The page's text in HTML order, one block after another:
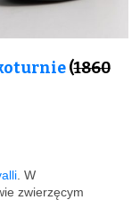
koturnie(1860
. W
zwierzęcym